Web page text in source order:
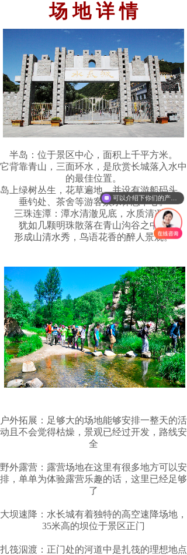
场 地 详 情
半岛：位于景区中心，面积上千平方米。
它背靠青山，三面环水，是欣赏长城落入水中
的最佳位置。
岛上绿树丛生，花草遍地，并设有游船码头、
垂钓处、茶舍等游客娱乐休息中心。
三珠连潭：潭水清澈见底，水质清冽。
犹如几颗明珠散落在青山沟谷之中。
形成山清水秀，鸟语花香的醉人景观。
户外拓展：足够大的场地能够安排一整天的活
动且不会觉得枯燥，景观已经过开发，路线安
全
野外露营：露营场地在这里有很多地方可以安
排，单单为体验露营乐趣的话，这里已经足够
了
大坝速降：水长城有着独特的高空速降场地，
35米高的坝位于景区正门
扎筏泅渡：正门处的河道中是扎筏的理想地点
可以介绍下你们的产品么